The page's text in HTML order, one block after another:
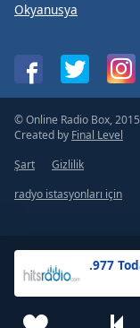
.977
Okyanusya
© Online Radio Box,
Created by Final Level
Şart
Gizlilik
radyo istasyonları için